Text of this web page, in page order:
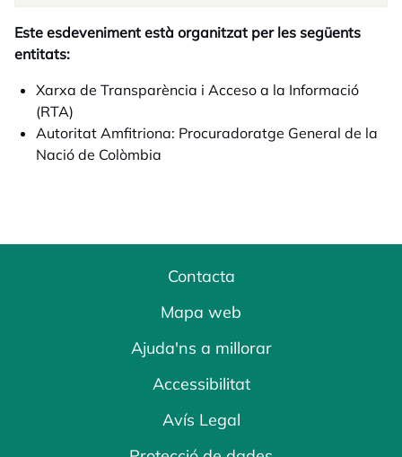
Este esdeveniment està organitzat per les següents
entitats:
Xarxa de Transparència i Acceso a la Informació
(RTA)
Autoritat Amfitriona: Procuradoratge General de la
Nació de Colòmbia
Contacta
Mapa web
Ajuda'ns a millorar
Accessibilitat
Avís Legal